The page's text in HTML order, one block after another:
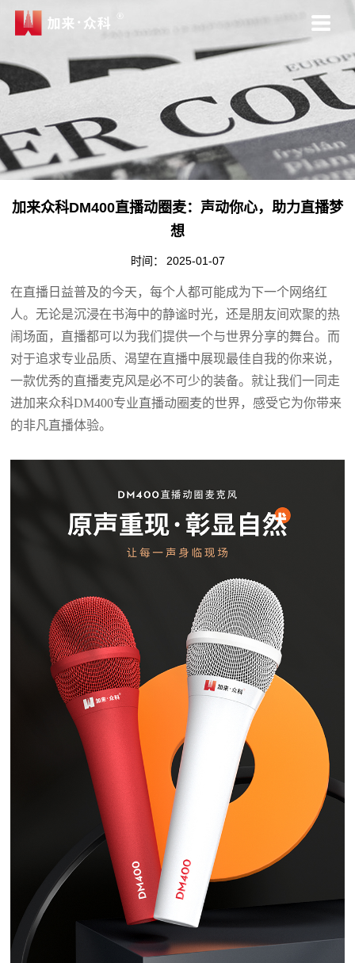
加来众科DM400直播动圈麦：声动你心，助力直播梦
想
时间： 2025-01-07
在直播日益普及的今天，每个人都可能成为下一个网络红
人。无论是沉浸在书海中的静谧时光，还是朋友间欢聚的热
闹场面，直播都可以为我们提供一个与世界分享的舞台。而
对于追求专业品质、渴望在直播中展现最佳自我的你来说，
一款优秀的直播麦克风是必不可少的装备。就让我们一同走
进加来众科DM400专业直播动圈麦的世界，感受它为你带来
的非凡直播体验。